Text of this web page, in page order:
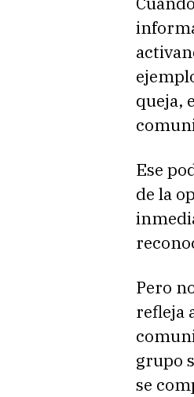
queja,
Ese
de la
Pero
refleja
grupo
se